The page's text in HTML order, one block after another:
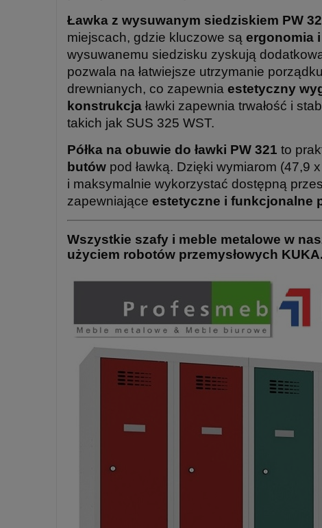
Ławka z wysuwanym siedziskiem PW
miejscach, gdzie kluczowe są ergonomia
wysuwanemu siedzisku zyskują
pozwala na łatwiejsze utrzymanie
drewnianych, co zapewnia estetyczny
konstrukcja ławki zapewnia trwałość i
takich jak SUS 325 WST.
Półka na obuwie do ławki PW 321 to
butów pod ławką. Dzięki wymiarom (47,9
i maksymalnie wykorzystać dostępną
zapewniające estetyczne i funkcjonalne
Wszystkie szafy i meble metalowe w
użyciem robotów przemysłowych